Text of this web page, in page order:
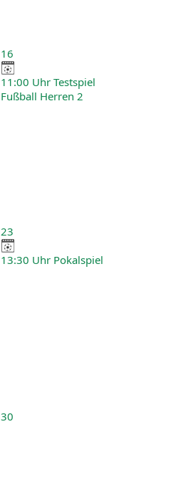
16
11:00 Uhr Testspiel
Fußball Herren 2
23
13:30 Uhr Pokalspiel
30